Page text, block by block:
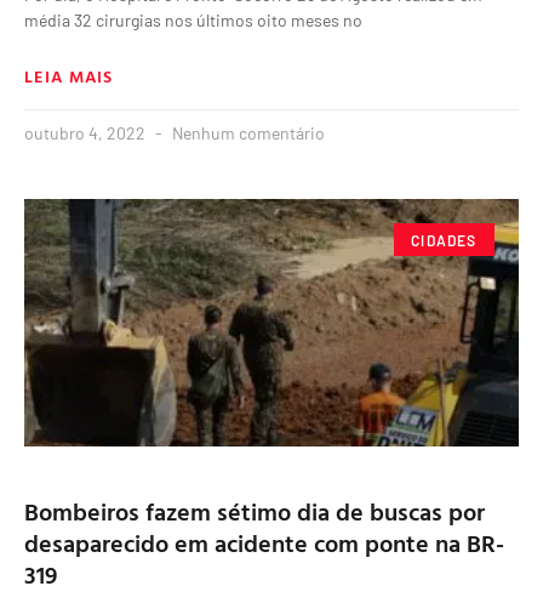
média 32 cirurgias nos últimos oito meses no
LEIA MAIS
outubro 4, 2022 Nenhum comentário
CIDADES
Bombeiros fazem sétimo dia de buscas por
desaparecido em acidente com ponte na BR-
319